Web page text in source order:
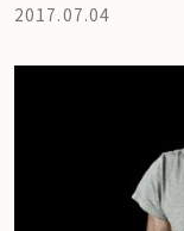
2017.07.04